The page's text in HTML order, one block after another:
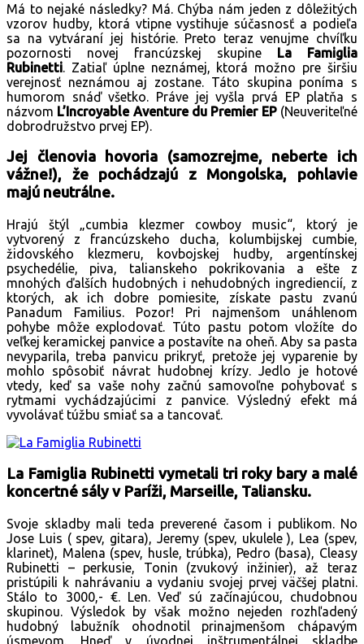
Má to nejaké následky? Má. Chýba nám jeden z dôležitých
vzorov hudby, ktorá vtipne vystihuje súčasnosť a podieľa
sa na vytváraní jej histórie. Preto teraz venujme chvíľku
pozornosti novej francúzskej skupine La Famiglia
Rubinetti. Zatiaľ úplne neznámej, ktorá možno pre širšiu
verejnosť neznámou aj zostane. Táto skupina poníma s
humorom snáď všetko. Práve jej vyšla prvá EP platňa s
názvom L’Incroyable Aventure du Premier EP(Neuveriteľné
dobrodružstvo prvej EP).
Jej členovia hovoria (samozrejme, neberte ich
vážne!), že pochádzajú z Mongolska, pohlavie
majú neutrálne.
Hrajú štýl „cumbia klezmer cowboy music“, ktorý je
vytvorený z francúzskeho ducha, kolumbijskej cumbie,
židovského klezmeru, kovbojskej hudby, argentínskej
psychedélie, piva, talianskeho pokrikovania a ešte z
mnohých ďalších hudobných i nehudobných ingrediencií, z
ktorých, ak ich dobre pomiesite, získate pastu zvanú
Panadum Familius. Pozor! Pri najmenšom unáhlenom
pohybe môže explodovať. Túto pastu potom vložíte do
veľkej keramickej panvice a postavíte na oheň. Aby sa pasta
nevyparila, treba panvicu prikryť, pretože jej vyparenie by
mohlo spôsobiť návrat hudobnej krízy. Jedlo je hotové
vtedy, keď sa vaše nohy začnú samovoľne pohybovať s
rytmami vychádzajúcimi z panvice. Výsledný efekt má
vyvolávať túžbu smiať sa a tancovať.
La Famiglia Rubinetti vymetali tri roky bary a malé
koncertné sály v Paríži, Marseille, Taliansku.
Svoje skladby mali teda preverené časom i publikom. No
Jose Luis ( spev, gitara), Jeremy (spev, ukulele ), Lea (spev,
klarinet), Malena (spev, husle, trúbka), Pedro (basa), Cleasy
Rubinetti – perkusie, Tonin (zvukový inžinier), až teraz
pristúpili k nahrávaniu a vydaniu svojej prvej väčšej platni.
Stálo to 3000,- €. Len. Veď sú začínajúcou, chudobnou
skupinou. Výsledok by však možno nejeden rozhľadený
hudobný labužník ohodnotil prinajmenšom chápavým
úsmevom. Hneď v úvodnej inštrumentálnej skladbe